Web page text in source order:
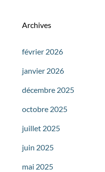
Archives
février 2026
janvier 2026
décembre 2025
octobre 2025
juillet 2025
juin 2025
mai 2025